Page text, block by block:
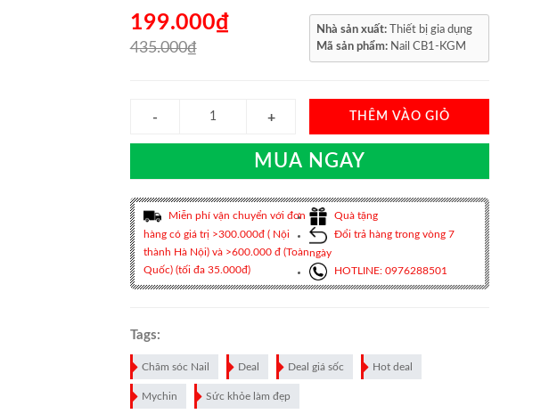
199.000₫
435.000₫
Nhà sản xuất:
Thiết bị gia dụng
Mã sản phẩm: Nail CB1-KGM
THÊM VÀO GIỎ
MUA NGAY
Miễn phí vận chuyển với đơn
hàng có giá trị >300.000đ ( Nội
thành Hà Nội) và >600.000 đ (Toàn
Quốc) (tối đa 35.000đ)
Quà tặng
Đổi trả hàng trong vòng 7
ngày
HOTLINE: 0976288501
Tags:
Chăm sóc Nail Deal Deal giá sốc Hot deal
Mychin Sức khỏe làm đẹp